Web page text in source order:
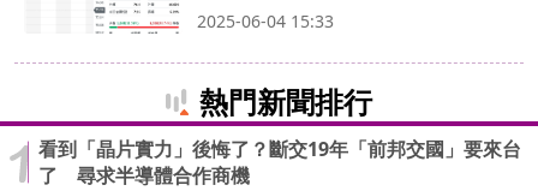
2025-06-04 15:33
熱門新聞排行
看到「晶片實力」後悔了？斷交19年「前邦交國」要來台
了 尋求半導體合作商機